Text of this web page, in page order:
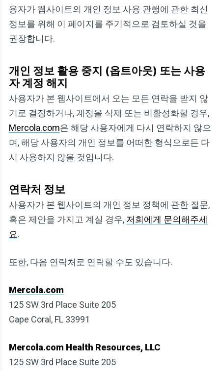
용자가 웹사이트의 개인 정보 사용 관행에 관한 최신
정보를 위해 이 페이지를 주기적으로 검토하실 것을
권장합니다.
개인 정보 활용 중지 (옵트아웃) 또는 사용
자 계정 해지
사용자가 본 웹사이트에서 오는 모든 연락을 받지 않
기로 결정하거나, 계정을 삭제 또는 비활성화할 경우,
Mercola.com은 해당 사용자에게 다시 연락하지 않으
며, 해당 사용자의 개인 정보를 어떠한 형식으로든 다
시 사용하지 않을 것입니다.
연락처 정보
사용자가 본 웹사이트의 개인 정보 정책에 관한 질문,
혹은 제안을 가지고 계실 경우, 저희에게 문의해주세
요.
또한, 다음 연락처로 연락할 수도 있습니다.
Mercola.com
125 SW 3rd Place Suite 205
Cape Coral, FL 33991
Mercola.com Health Resources, LLC
125 SW 3rd Place Suite 205